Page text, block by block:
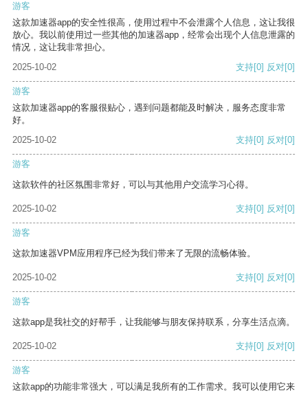
游客
这款加速器app的安全性很高，使用过程中不会泄露个人信息，这让我很
放心。我以前使用过一些其他的加速器app，经常会出现个人信息泄露的
情况，这让我非常担心。
2025-10-02
支持[0] 反对[0]
游客
这款加速器app的客服很贴心，遇到问题都能及时解决，服务态度非常
好。
2025-10-02
支持[0] 反对[0]
游客
这款软件的社区氛围非常好，可以与其他用户交流学习心得。
2025-10-02 支持[0] 反对[0]
游客
这款加速器VPM应用程序已经为我们带来了无限的流畅体验。
2025-10-02 支持[0] 反对[0]
游客
这款app是我社交的好帮手，让我能够与朋友保持联系，分享生活点滴。
2025-10-02 支持[0] 反对[0]
游客
这款app的功能非常强大，可以满足我所有的工作需求。我可以使用它来